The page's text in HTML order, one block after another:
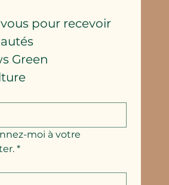
pour recevoir
Green
moi à votre
*